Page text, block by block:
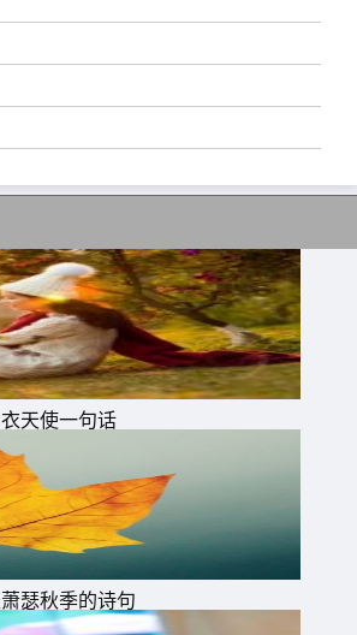
天使一句话
瑟秋季的诗句